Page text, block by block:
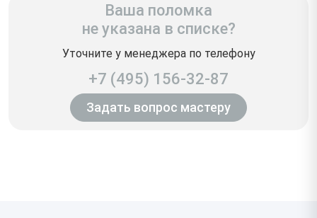
Ваша поломка
не указана в списке?
Уточните у менеджера по телефону
+7 (495) 156-32-87
Задать вопрос мастеру